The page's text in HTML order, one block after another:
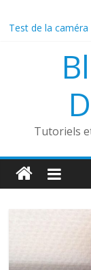
auTest de la
Découverte du
ESP32 Caméra et
Comment utiliser
Tutoriels